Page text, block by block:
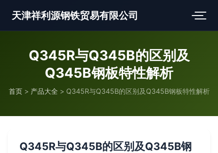
天津祥利源钢铁贸易有限公司
Q345R与Q345B的区别及
Q345B钢板特性解析
首页 > 产品大全 > Q345R与Q345B的区别及Q345B钢板特性解析
Q345R与Q345B的区别及Q345B钢